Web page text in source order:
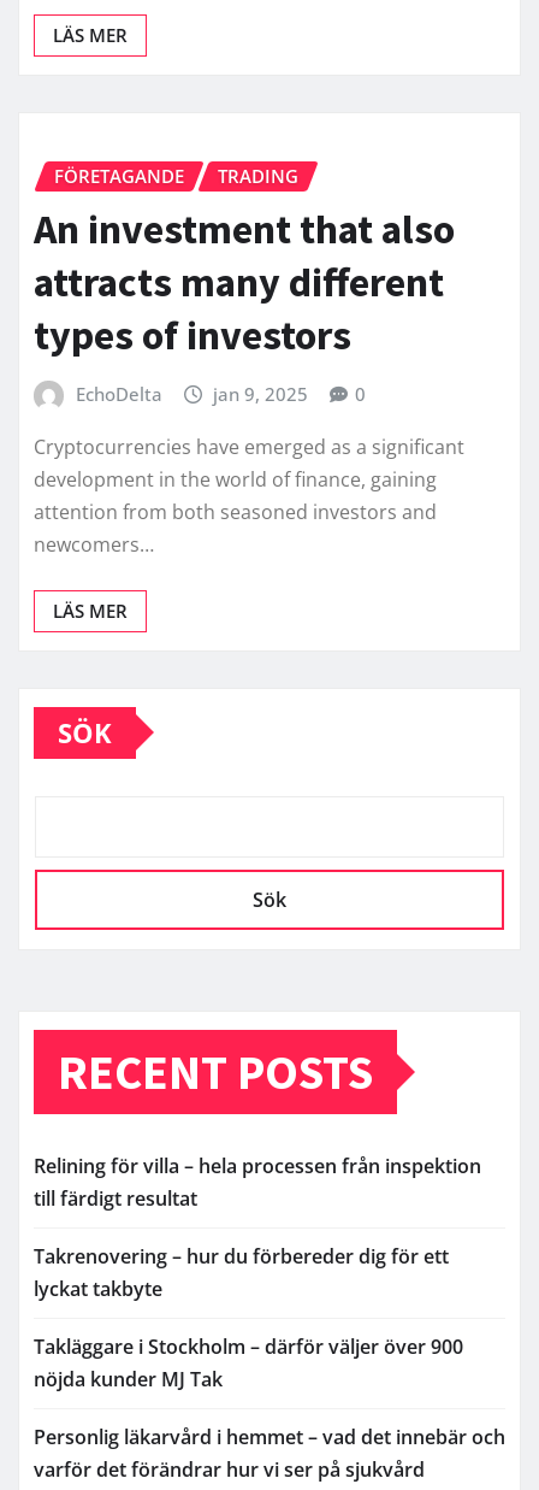
LÄS MER
FÖRETAGANDE TRADING
An investment that also
attracts many different
types of investors
EchoDelta jan 9, 2025 0
Cryptocurrencies have emerged as a significant
development in the world of finance, gaining
attention from both seasoned investors and
newcomers…
LÄS MER
SÖK
Sök
RECENT POSTS
Relining för villa – hela processen från inspektion
till färdigt resultat
Takrenovering – hur du förbereder dig för ett
lyckat takbyte
Takläggare i Stockholm – därför väljer över 900
nöjda kunder MJ Tak
Personlig läkarvård i hemmet – vad det innebär och
varför det förändrar hur vi ser på sjukvård